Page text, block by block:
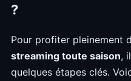
?
Pour profiter pleinement
streaming toute saison,
quelques étapes clés.